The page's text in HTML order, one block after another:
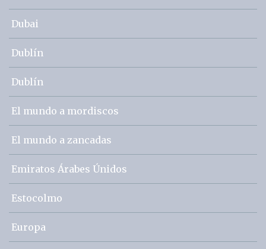
Dubai
Dublín
Dublín
El mundo a mordiscos
El mundo a zancadas
Emiratos Árabes Únidos
Estocolmo
Europa